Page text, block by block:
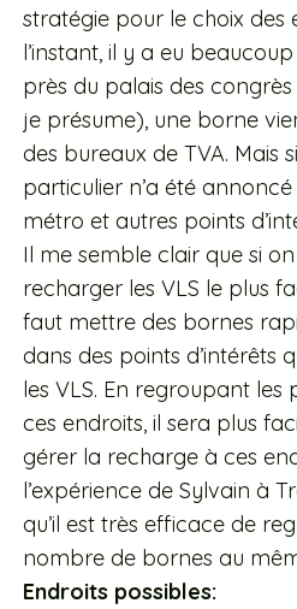
stratégie pour le choix des
l’instant, il y a eu
près du palais des
je présume), une borne
des bureaux de TVA. Mais
particulier n’a été
métro et autres points
Il me semble clair que si
recharger les VLS le plus
faut mettre des bornes
dans des points d’intérêts
les VLS. En regroupant
ces endroits, il sera plus
gérer la recharge à ces
l’expérience de Sylvain à
qu’il est très efficace de
nombre de bornes au
Endroits possibles: